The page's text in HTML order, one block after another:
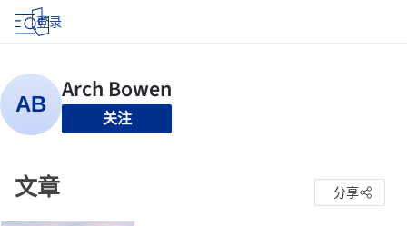
登录
关注
文章 分享